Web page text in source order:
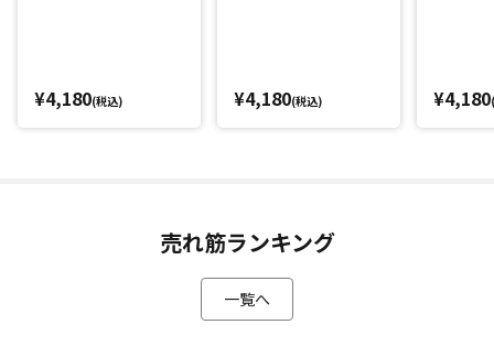
¥4,180(税込) ¥4,180(税込) ¥4,180
売れ筋ランキング
一覧へ